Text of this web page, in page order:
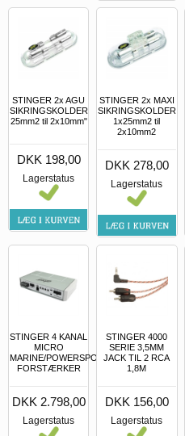
STINGER 2x AGU
SIKRINGSKOLDER
25mm2 til 2x10mm"
DKK 198,00
Lagerstatus
STINGER 2x MAXI
SIKRINGSKOLDER
1x25mm2 til
2x10mm2
DKK 278,00
Lagerstatus
STINGER 4 KANAL
MICRO
MARINE/POWERSPORT
FORSTÆRKER
DKK 2.798,00
Lagerstatus
STINGER 4000
SERIE 3,5MM
JACK TIL 2 RCA
1,8M
DKK 156,00
Lagerstatus